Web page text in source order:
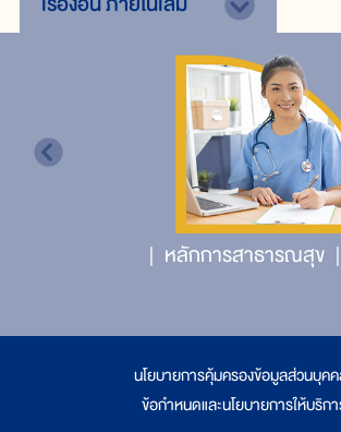
หลักการสาธารณสุข
นโยบายการคุ้มครองข้อมูลส่วนบุค
ข้อกำหนดและนโยบายการให้บริก